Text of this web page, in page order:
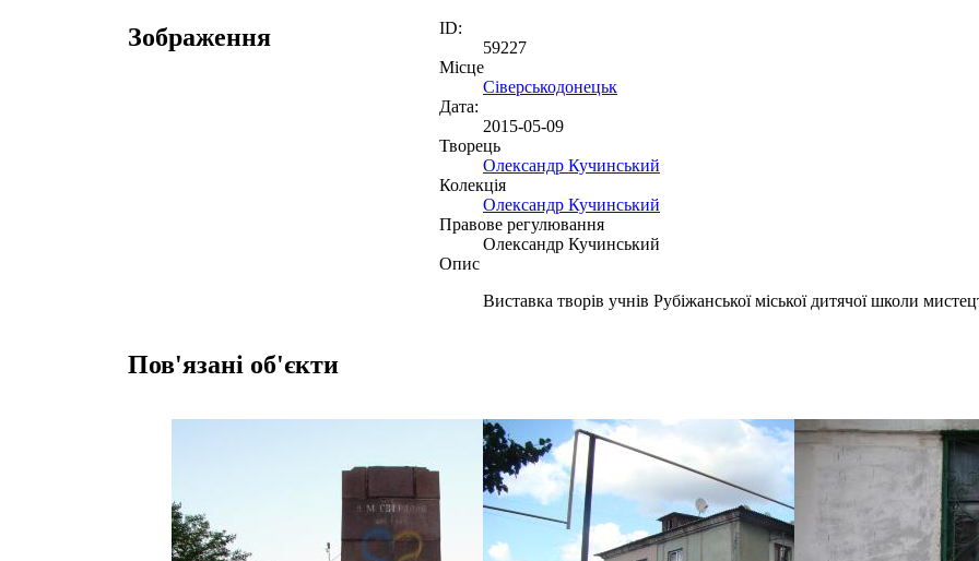
Зображення
ID:
59227
Місце
Сіверськодонецьк
Дата:
2015-05-09
Творець
Олександр Кучинський
Колекція
Олександр Кучинський
Правове регулювання
Олександр Кучинський
Опис
Виставка творів учнів Рубіжанської міської дитячої школи
Пов'язані об'єкти